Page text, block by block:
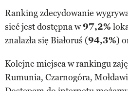
Ranking zdecydowanie
sieć jest dostępna w97,2%
znalazła się Białoruś (94,3%)
Kolejne miejsca w rankingu
Rumunia, Czarnogóra,